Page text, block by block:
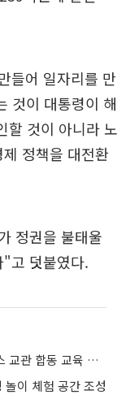
들어 일자리를 만
것이 대통령이 해
할 것이 아니라 노
정책을 대전환
정권을 불태울
"고 덧붙였다.
진에어·에어부산·에어서울, 객실 서비스 교관 합동 교육 실시
이 체험 공간 조성